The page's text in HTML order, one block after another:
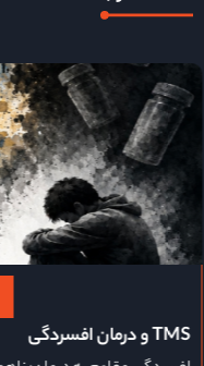
مراحل درمان با TMS